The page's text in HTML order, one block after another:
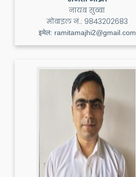
नायब सुब्बा
मोबाइल नं.: 9843202683
इमेल: ramitamajhi2@gmail.com